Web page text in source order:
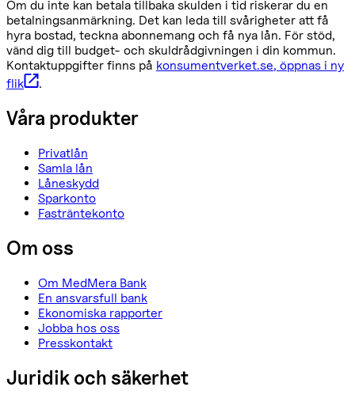
Om du inte kan betala tillbaka skulden i tid riskerar du en
betalningsanmärkning. Det kan leda till svårigheter att få
hyra bostad, teckna abonnemang och få nya lån. För stöd,
vänd dig till budget- och skuldrådgivningen i din kommun.
Kontaktuppgifter finns på konsumentverket.se, öppnas i ny
flik
.
Våra produkter
Privatlån
Samla lån
Låneskydd
Sparkonto
Fasträntekonto
Om oss
Om MedMera Bank
En ansvarsfull bank
Ekonomiska rapporter
Jobba hos oss
Presskontakt
Juridik och säkerhet